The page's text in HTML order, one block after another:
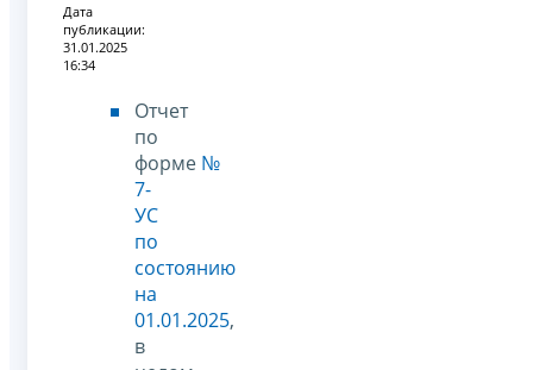
Дата
публикации:
31.01.2025
16:34
Отчет
по
форме №
7-
УС
по
состоянию
на
01.01.2025,
в